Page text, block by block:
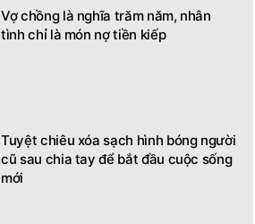
Vợ chồng là nghĩa trăm năm, nhân
tình chỉ là món nợ tiền kiếp
Tuyệt chiêu xóa sạch hình bóng người
cũ sau chia tay để bắt đầu cuộc sống
mới